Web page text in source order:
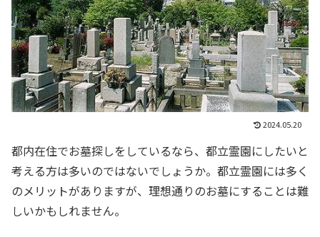
2024.05.20
都内在住でお墓探しをしているなら、都立霊園にしたいと
考える方は多いのではないでしょうか。都立霊園には多く
のメリットがありますが、理想通りのお墓にすることは難
しいかもしれません。